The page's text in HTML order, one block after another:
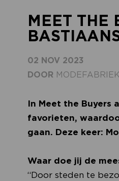
MEET THE
02 NOV 2023
DOOR MODEFABRIEK
In Meet the Buyers
favorieten,
gaan. Deze keer:
Waar doe jij de
“Door steden te